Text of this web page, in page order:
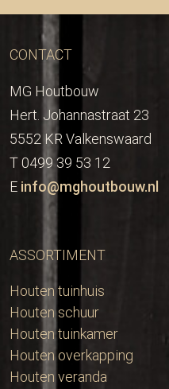
CONTACT
MG Houtbouw
Hert. Johannastraat 23
5552 KR Valkenswaard
T 0499 39 53 12
E info@mghoutbouw.nl
ASSORTIMENT
Houten tuinhuis
Houten schuur
Houten tuinkamer
Houten overkapping
Houten veranda